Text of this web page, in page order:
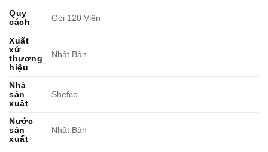
Quy
cách
Gói 120 Viên
Xuất
xứ
thương
hiệu
Nhật Bản
Nhà
sản
xuất
Shefco
Nước
sản
xuất
Nhật Bản